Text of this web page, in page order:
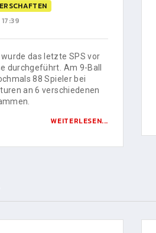
das letzte SPS vor
durchgeführt. Am 9-Ball
88 Spieler bei
an 6 verschiedenen
WEITERLESEN...